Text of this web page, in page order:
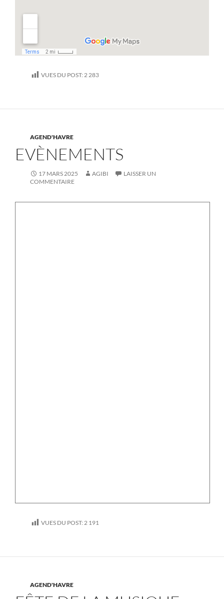
VUES DU POST: 2 283
AGEND'HAVRE
EVÈNEMENTS
17 MARS 2025 AGIBI
LAISSER UN
COMMENTAIRE
VUES DU POST: 2 191
AGEND'HAVRE